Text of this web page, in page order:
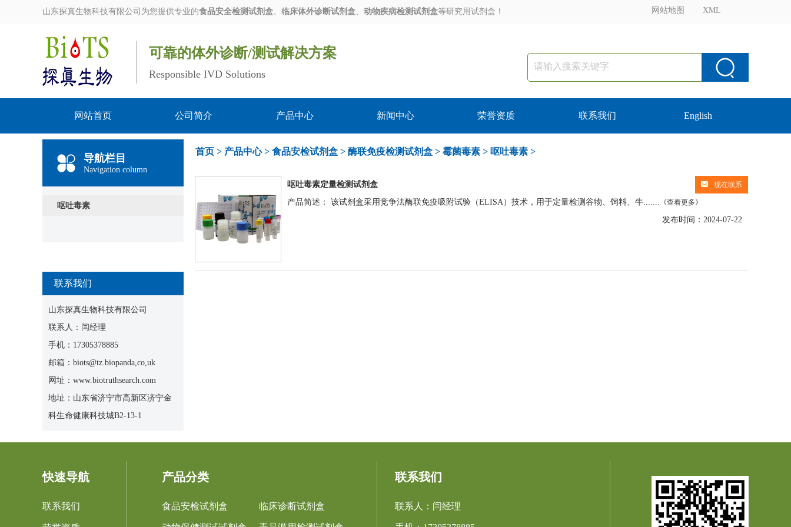
山东探真生物科技有限公司为您提供专业的食品安全检测试剂盒、 临床体外诊断试剂盒、 动物疾病检测试剂盒等研究用试剂盒！ XML
网站地图
可靠的体外诊断/测试解决方案
Responsible IVD Solutions
网站首页 公司简介 产品中心 新闻中心 荣誉资质 联系我们 English
导航栏目
Navigation column
呕吐毒素
联系我们
山东探真生物科技有限公司
联系人：闫经理
手机：17305378885
邮箱：biots@tz.biopanda,co,uk
网址：www.biotruthsearch.com
地址：山东省济宁市高新区济宁金
科生命健康科技城B2-13-1
首页 > 产品中心> 食品安检试剂盒 > 酶联免疫检测试剂盒 > 霉菌毒素 > 呕吐毒素 >
现在联系
呕吐毒素定量检测试剂盒
产品简述： 该试剂盒采用竞争法酶联免疫吸附试验（ELISA）技术，用于定量检测谷物、饲料、牛....... 《查看更多》
发布时间：2024-07-22
快速导航
联系我们
产品分类
食品安检试剂盒 临床诊断试剂盒
联系我们
联系人：闫经理